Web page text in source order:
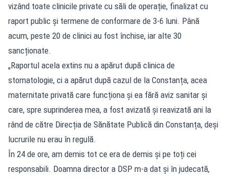
vizând toate clinicile private cu săli de operație, finalizat cu
raport public și termene de conformare de 3-6 luni. Până
acum, peste 20 de clinici au fost închise, iar alte 30
sancționate.​
„Raportul acela extins nu a apărut după clinica de
stomatologie, ci a apărut după cazul de la Constanța, acea
maternitate privată care funcționa și ea fără aviz sanitar și
care, spre suprinderea mea, a fost avizată și reavizată ani la
rând de către Direcția de Sănătate Publică din Constanța, deși
lucrurile nu erau în regulă.
În 24 de ore, am demis tot ce era de demis și pe toți cei
responsabili. Doamna director a DSP m-a dat și în judecată,